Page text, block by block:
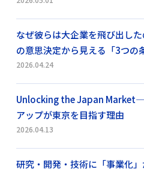
なぜ彼らは大企業を飛び出し
の意思決定から見える「3つの
2026.04.24
Unlocking the Japan
アップが東京を目指す理由
2026.04.13
研究・開発・技術に「事業化